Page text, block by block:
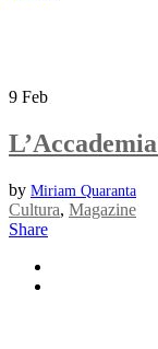
9 Feb
by Miriam Quaranta
Cultura, Magazine
Share